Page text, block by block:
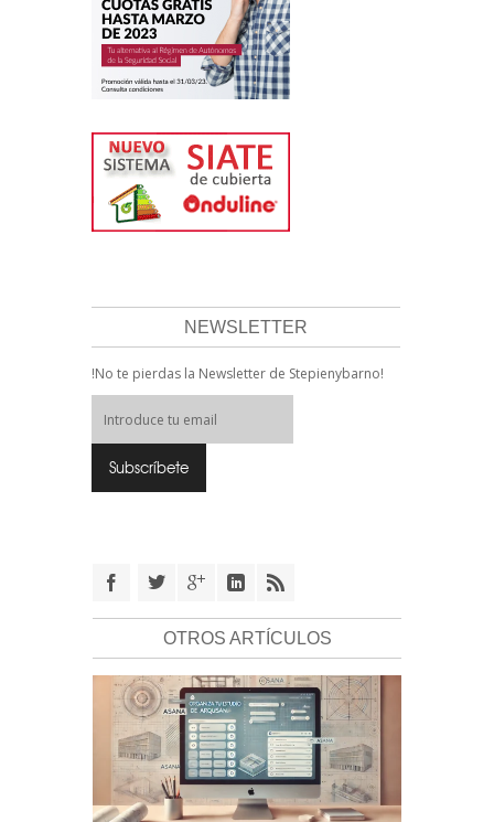
NEWSLETTER
!No te pierdas la Newsletter de Stepienybarno!
OTROS ARTÍCULOS